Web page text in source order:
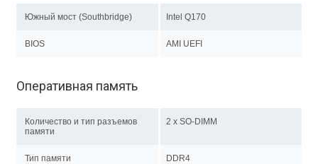
Южный мост (Southbridge) Intel Q170
BIOS AMI UEFI
Оперативная память
Количество и тип разъемов
памяти
2 x SO-DIMM
Тип памяти DDR4